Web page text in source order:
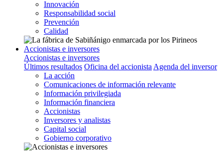
Innovación
Responsabilidad social
Prevención
Calidad
Accionistas e inversores
Accionistas e inversores
Últimos resultados Oficina del accionista Agenda del inversor
La acción
Comunicaciones de información relevante
Información privilegiada
Información financiera
Accionistas
Inversores y analistas
Capital social
Gobierno corporativo